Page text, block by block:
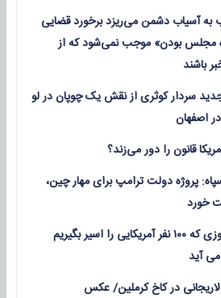
به آسیاب دشمن می‌ریزد برخورد قضایی
مجلس بودن» موجب نمی‌شود که از
باشند
سردار کوثری از نقش یک چوپان در لو
اصفهان
قانون را دور می‌زند؟
پروژه دولت ترامپ برای مهار چین،
خورد
محسن رضایی: روزی که ۱۰۰ نفر آمریکایی را اسیر بگیریم
آید
در کاخ کرملین/ عکس